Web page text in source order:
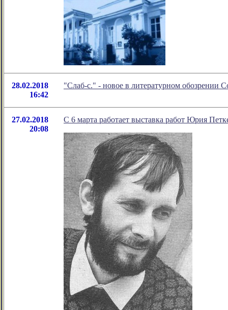
28.02.2018
16:42
"Слаб-с." - новое в литературном обозрении
27.02.2018
20:08
С 6 марта работает выставка работ Юрия